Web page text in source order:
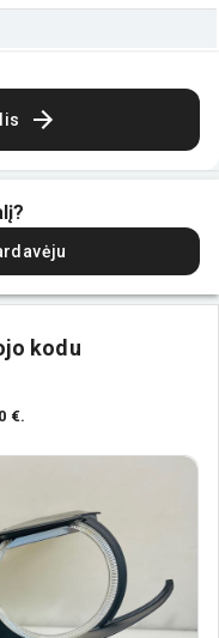
kodu
€.